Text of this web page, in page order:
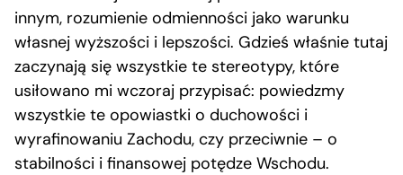
innym, rozumienie odmienności jako warunku
własnej wyższości i lepszości. Gdzieś właśnie tutaj
zaczynają się wszystkie te stereotypy, które
usiłowano mi wczoraj przypisać: powiedzmy
wszystkie te opowiastki o duchowości i
wyrafinowaniu Zachodu, czy przeciwnie – o
stabilności i finansowej potędze Wschodu.